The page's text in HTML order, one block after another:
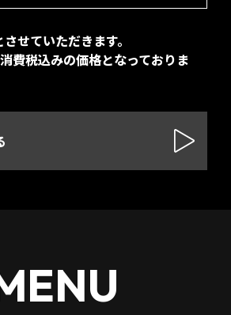
せていただきます。
費税込みの価格となっておりま